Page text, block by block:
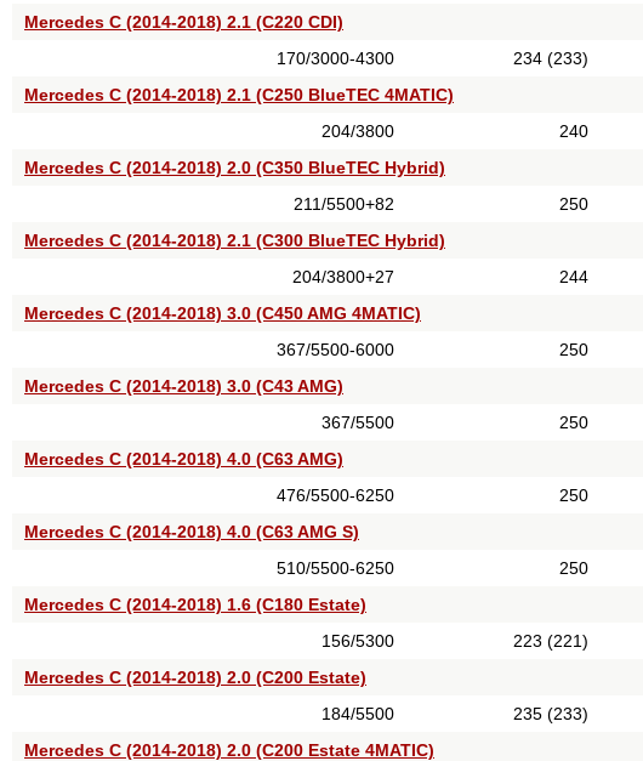
Mercedes C (2014-2018) 2.1 (C220 CDI)
170/3000-4300
234 (233)
Mercedes C (2014-2018) 2.1 (C250 BlueTEC 4MATIC)
204/3800
240
Mercedes C (2014-2018) 2.0 (C350 BlueTEC Hybrid)
211/5500+82
250
Mercedes C (2014-2018) 2.1 (C300 BlueTEC Hybrid)
204/3800+27
244
Mercedes C (2014-2018) 3.0 (C450 AMG 4MATIC)
367/5500-6000
250
Mercedes C (2014-2018) 3.0 (C43 AMG)
367/5500
250
Mercedes C (2014-2018) 4.0 (C63 AMG)
476/5500-6250
250
Mercedes C (2014-2018) 4.0 (C63 AMG S)
510/5500-6250
250
Mercedes C (2014-2018) 1.6 (C180 Estate)
156/5300
223 (221)
Mercedes C (2014-2018) 2.0 (C200 Estate)
184/5500
235 (233)
Mercedes C (2014-2018) 2.0 (C200 Estate 4MATIC)